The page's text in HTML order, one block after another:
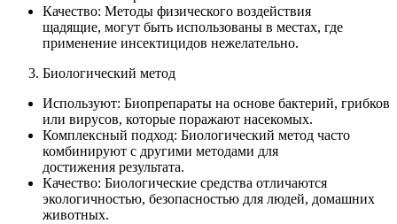
Качество: Методы физического воздействия
щадящие, могут быть использованы в местах, где
применение инсектицидов нежелательно.
Биологический метод
Используют: Биопрепараты на основе бактерий, грибков
или вирусов, которые поражают насекомых.
Комплексный подход: Биологический метод часто
комбинируют с другими методами для
достижения результата.
Качество: Биологические средства отличаются
экологичностью, безопасностью для людей, домашних
животных.